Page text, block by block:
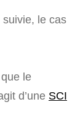
le cas
le
d’une SCI